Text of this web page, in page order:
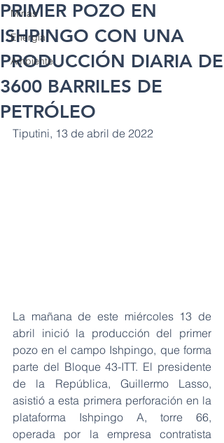
Minas
Energía
Ambiente
PRIMER POZO EN
ISHPINGO CON UNA
PRODUCCIÓN DIARIA DE
3600 BARRILES DE
PETRÓLEO
Tiputini, 13 de abril de 2022
La mañana de este miércoles 13 de
abril inició la producción del primer
pozo en el campo Ishpingo, que forma
parte del Bloque 43-ITT. El presidente
de la República, Guillermo Lasso,
asistió a esta primera perforación en la
plataforma Ishpingo A, torre 66,
operada por la empresa contratista